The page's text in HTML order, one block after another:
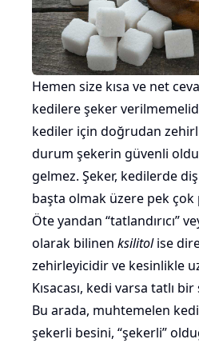
Hemen size kısa ve net
kedilere şeker
kediler için doğrudan
durum şekerin güvenli
gelmez. Şeker, kedilerde
başta olmak üzere pek
Öte yandan “tatlandırıcı”
olarak bilinen ksilitolise
zehirleyicidir ve kesinlikle
Kısacası, kedi varsa tatlı
Bu arada, muhtemelen
şekerli besini, “şekerli”